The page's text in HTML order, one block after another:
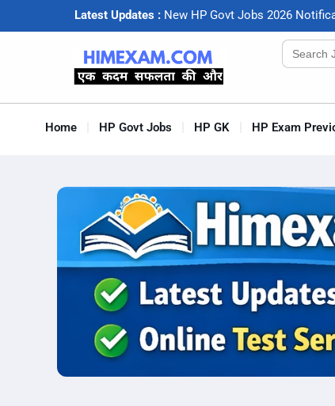
Latest Updates : New HP Govt Jobs 2026 Notifc
Search
for:
Home HP Govt Jobs HP GK HP Exam